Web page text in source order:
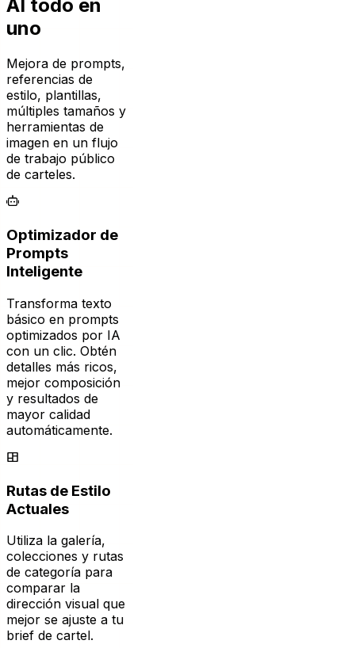
Mejora de prompts,
estilo, plantillas,
múltiples tamaños y
herramientas de
imagen en un flujo
de trabajo público
de carteles.
Optimizador de
Prompts
Inteligente
Transforma texto
optimizados por IA
con un clic. Obtén
detalles más ricos,
mejor composición
y resultados de
mayor calidad
automáticamente.
Rutas de Estilo
Actuales
Utiliza la galería,
colecciones y rutas
de categoría para
comparar la
dirección visual que
mejor se ajuste a tu
brief de cartel.